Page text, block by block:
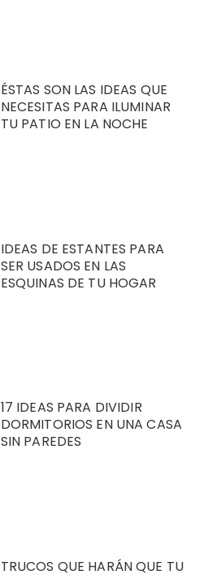
ÉSTAS SON LAS IDEAS QUE
NECESITAS PARA ILUMINAR
TU PATIO EN LA NOCHE
IDEAS DE ESTANTES PARA
SER USADOS EN LAS
ESQUINAS DE TU HOGAR
17 IDEAS PARA DIVIDIR
DORMITORIOS EN UNA CASA
SIN PAREDES
TRUCOS QUE HARÁN QUE TU